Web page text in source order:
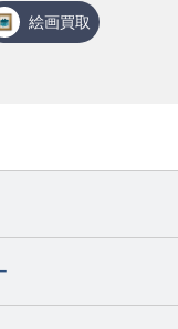
絵画買取